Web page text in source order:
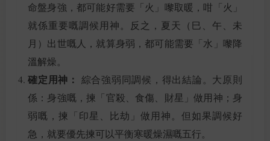
命盤身強，都可能好需要「火」嚟取暖，咁「火」
就係重要嘅調候用神。反之，夏天（巳、午、未
月）出世嘅人，就算身弱，都可能需要「水」嚟降
溫解燥。
確定用神： 綜合強弱同調候，得出結論。大原則
係：身強嘅，揀「官殺、食傷、財星」做用神；身
弱嘅，揀「印星、比劫」做用神。但如果調候好
急，就要優先揀可以平衡寒暖燥濕嘅五行。